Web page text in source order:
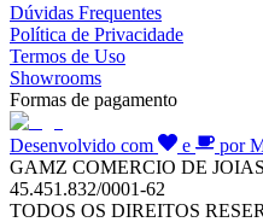
Dúvidas Frequentes
Política de Privacidade
Termos de Uso
Showrooms
Formas de pagamento
Desenvolvido com e
por
GAMZ COMERCIO DE
45.451.832/0001-62
TODOS OS DIREITOS